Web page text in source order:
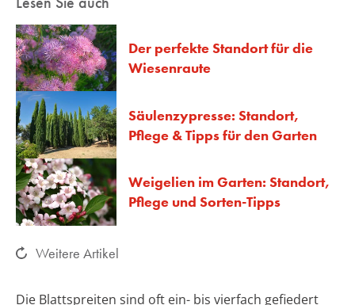
Der perfekte Standort für die
Wiesenraute
Säulenzypresse: Standort,
Pflege & Tipps für den Garten
Weigelien im Garten: Standort,
Pflege und Sorten-Tipps
Weitere Artikel
Die Blattspreiten sind oft ein- bis vierfach gefiedert